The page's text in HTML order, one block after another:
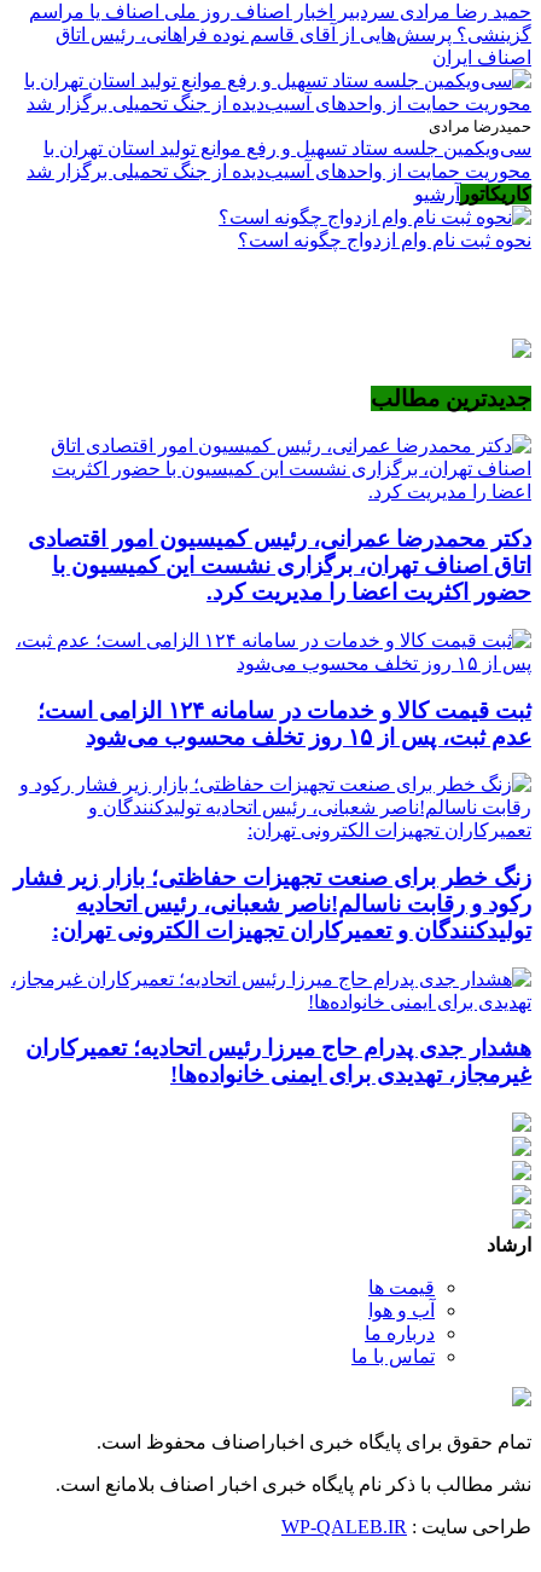
حمید رضا مرادی سردبیر اخبار اصناف روز ملی اصناف یا مراسم
گزینشی؟ پرسش‌هایی از آقای قاسم نوده فراهانی، رئیس اتاق
اصناف ایران
حمیدرضا مرادی
سی‌ویکمین جلسه ستاد تسهیل و رفع موانع تولید استان تهران با
محوریت حمایت از واحدهای آسیب‌دیده از جنگ تحمیلی برگزار شد
کاریکاتور آرشیو
نحوه ثبت نام وام ازدواج چگونه است؟
جدیدترین مطالب
دکتر محمدرضا عمرانی، رئیس کمیسیون امور اقتصادی
اتاق اصناف تهران، برگزاری نشست این کمیسیون با
حضور اکثریت اعضا را مدیریت کرد.
ثبت قیمت کالا و خدمات در سامانه ۱۲۴ الزامی است؛
عدم ثبت، پس از ۱۵ روز تخلف محسوب می‌شود
زنگ خطر برای صنعت تجهیزات حفاظتی؛ بازار زیر فشار
رکود و رقابت ناسالم!ناصر شعبانی، رئیس اتحادیه
تولیدکنندگان و تعمیرکاران تجهیزات الکترونی تهران:
هشدار جدی پدرام حاج میرزا رئیس اتحادیه؛ تعمیرکاران
غیرمجاز، تهدیدی برای ایمنی خانواده‌ها!
ارشاد
قیمت ها
آب و هوا
درباره ما
تماس با ما
تمام حقوق برای پایگاه خبری اخباراصناف محفوظ است.
نشر مطالب با ذکر نام پایگاه خبری اخبار اصناف بلامانع است.
طراحی سایت : WP-QALEB.IR